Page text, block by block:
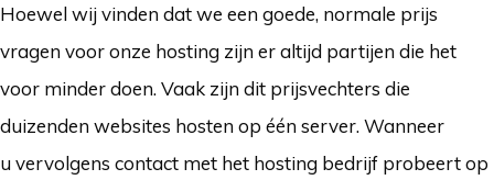
Hoewel wij vinden dat we een goede, normale prijs
vragen voor onze hosting zijn er altijd partijen die het
voor minder doen. Vaak zijn dit prijsvechters die
duizenden websites hosten op één server. Wanneer
u vervolgens contact met het hosting bedrijf probeert op